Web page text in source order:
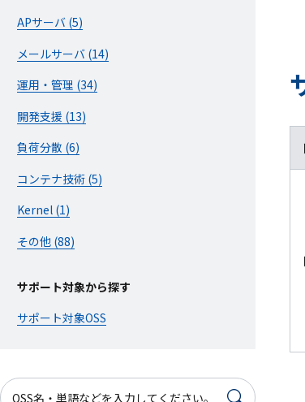
APサーバ (5)
メールサーバ (14)
運用・管理 (34)
開発支援 (13)
負荷分散 (6)
コンテナ技術 (5)
Kernel (1)
その他 (88)
サポート対象から探す
サポート対象OSS